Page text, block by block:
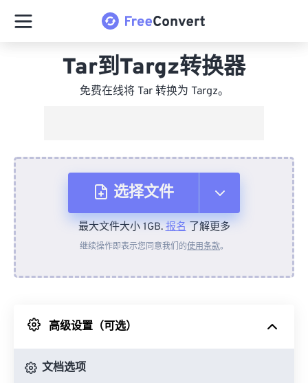
Tar到Targz转换器
免费在线将 Tar 转换为 Targz。
选择文件
从设备
来自 Google Drive
最大文件大小 1GB.报名了解更多
继续操作即表示您同意我们的使用条款。
高级设置（可选）
文档选项